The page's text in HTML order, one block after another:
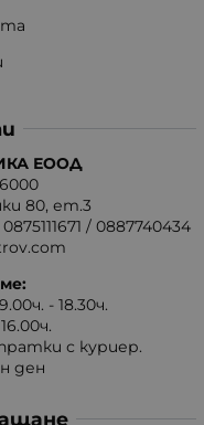
ЕООД
80, ет.3
0875111671 / 0887740434
- 18.30ч.
с куриер.
ден